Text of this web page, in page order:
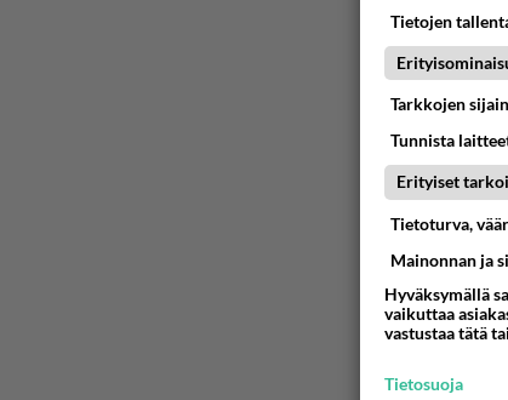
Tietojen
Tarkkojen
Tunnista
Erityiset
Tietoturva,
Mainonnan ja
Hyväksymällä
vaikuttaa
vastustaa tätä
Tietosuoja